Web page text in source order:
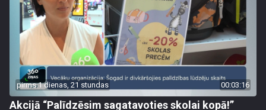
pirms 1 dienas, 21 stundas 00:03:16
Akcijā “Palīdzēsim sagatavoties skolai kopā!”